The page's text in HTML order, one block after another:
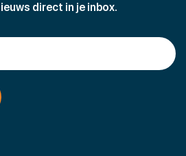
direct in je inbox.